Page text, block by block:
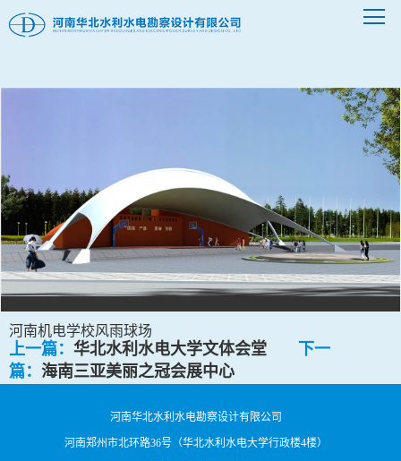
河南机电学校风雨球场
上一篇： 华北水利水电大学文体会堂 下一
篇： 海南三亚美丽之冠会展中心
河南华北水利水电勘察设计有限公司
河南郑州市北环路36号（华北水利水电大学行政楼4楼）